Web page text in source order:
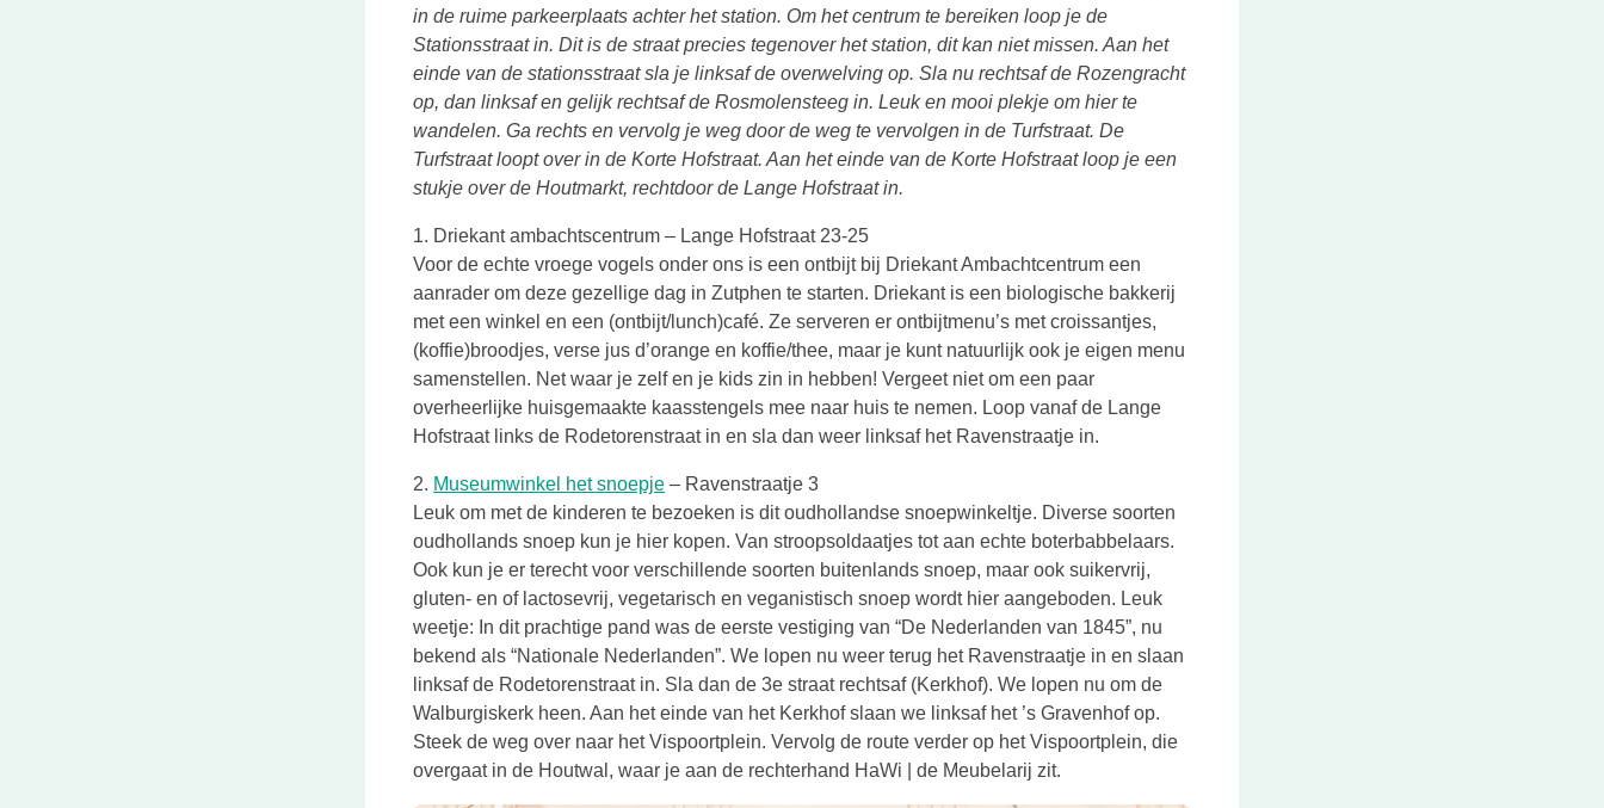
in de ruime parkeerplaats achter het station. Om het centrum te bereiken loop je de
Stationsstraat in. Dit is de straat precies tegenover het station, dit kan niet missen. Aan het
einde van de stationsstraat sla je linksaf de overwelving op. Sla nu rechtsaf de Rozengracht
op, dan linksaf en gelijk rechtsaf de Rosmolensteeg in. Leuk en mooi plekje om hier te
wandelen. Ga rechts en vervolg je weg door de weg te vervolgen in de Turfstraat. De
Turfstraat loopt over in de Korte Hofstraat. Aan het einde van de Korte Hofstraat loop je een
stukje over de Houtmarkt, rechtdoor de Lange Hofstraat in.
1. Driekant ambachtscentrum – Lange Hofstraat 23-25
Voor de echte vroege vogels onder ons is een ontbijt bij Driekant Ambachtcentrum een
aanrader om deze gezellige dag in Zutphen te starten. Driekant is een biologische bakkerij
met een winkel en een (ontbijt/lunch)café. Ze serveren er ontbijtmenu’s met croissantjes,
(koffie)broodjes, verse jus d’orange en koffie/thee, maar je kunt natuurlijk ook je eigen menu
samenstellen. Net waar je zelf en je kids zin in hebben! Vergeet niet om een paar
overheerlijke huisgemaakte kaasstengels mee naar huis te nemen. Loop vanaf de Lange
Hofstraat links de Rodetorenstraat in en sla dan weer linksaf het Ravenstraatje in.
2. Museumwinkel het snoepjeDeze link opent in een nieuwe tab
– Ravenstraatje 3
Leuk om met de kinderen te bezoeken is dit oudhollandse snoepwinkeltje. Diverse soorten
oudhollands snoep kun je hier kopen. Van stroopsoldaatjes tot aan echte boterbabbelaars.
Ook kun je er terecht voor verschillende soorten buitenlands snoep, maar ook suikervrij,
gluten- en of lactosevrij, vegetarisch en veganistisch snoep wordt hier aangeboden. Leuk
weetje: In dit prachtige pand was de eerste vestiging van “De Nederlanden van 1845”, nu
bekend als “Nationale Nederlanden”. We lopen nu weer terug het Ravenstraatje in en slaan
linksaf de Rodetorenstraat in. Sla dan de 3e straat rechtsaf (Kerkhof). We lopen nu om de
Walburgiskerk heen. Aan het einde van het Kerkhof slaan we linksaf het ’s Gravenhof op.
Steek de weg over naar het Vispoortplein. Vervolg de route verder op het Vispoortplein, die
overgaat in de Houtwal, waar je aan de rechterhand HaWi | de Meubelarij zit.